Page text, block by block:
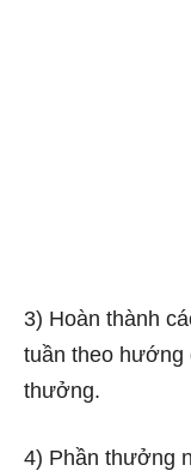
3) Hoàn thành
tuần theo hướng
thưởng.
4) Phần thưởng